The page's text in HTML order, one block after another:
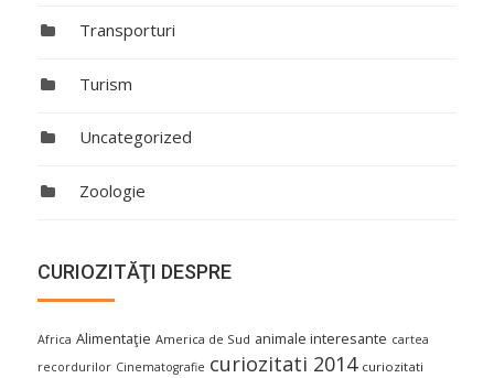
Transporturi
Turism
Uncategorized
Zoologie
CURIOZITĂŢI DESPRE
Africa Alimentaţie America de Sud animale interesante cartea
recordurilor Cinematografie curiozitati 2014 curiozitati